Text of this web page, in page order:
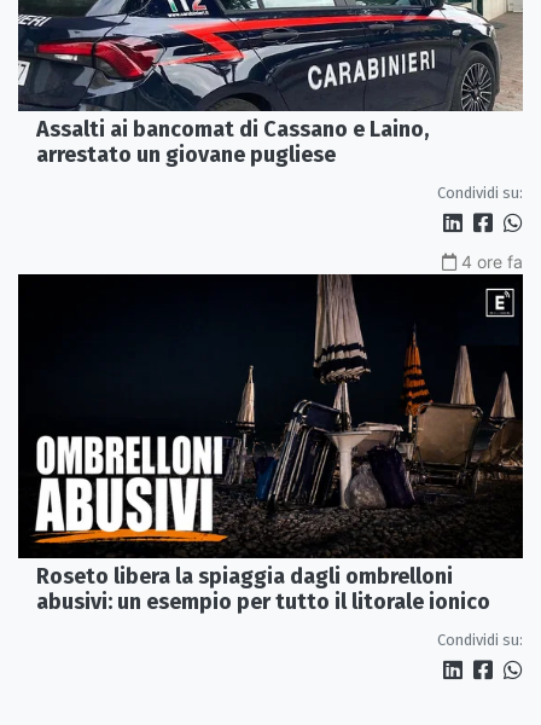
Assalti ai bancomat di Cassano e Laino,
arrestato un giovane pugliese
Condividi su:
4 ore fa
Roseto libera la spiaggia dagli ombrelloni
abusivi: un esempio per tutto il litorale ionico
Condividi su: